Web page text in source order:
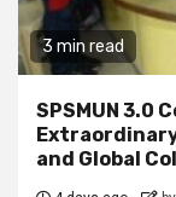
3 min read
SPSMUN 3.0
and Global